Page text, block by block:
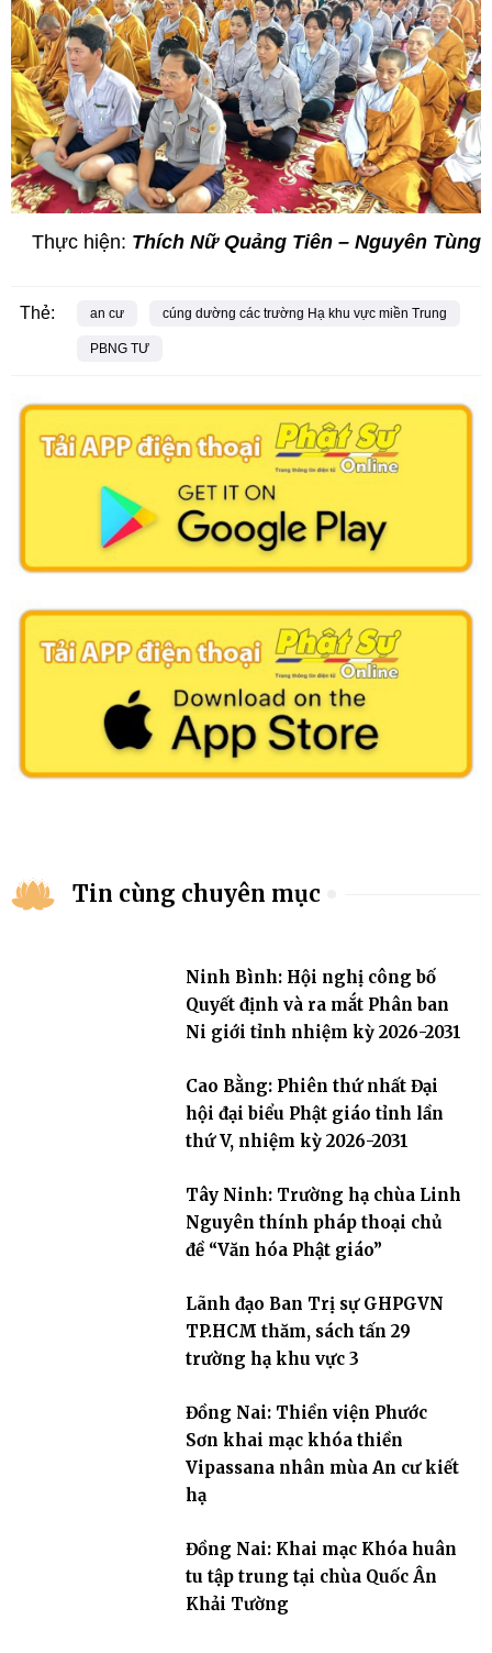
Thực hiện: Thích Nữ Quảng Tiên – Nguyên Tùng
Thẻ: an cư cúng dường các trường Hạ khu vực miền Trung
PBNG TƯ
Tin cùng chuyên mục
Ninh Bình: Hội nghị công bố
Quyết định và ra mắt Phân ban
Ni giới tỉnh nhiệm kỳ 2026-2031
Cao Bằng: Phiên thứ nhất Đại
hội đại biểu Phật giáo tỉnh lần
thứ V, nhiệm kỳ 2026-2031
Tây Ninh: Trường hạ chùa Linh
Nguyên thính pháp thoại chủ
đề “Văn hóa Phật giáo”
Lãnh đạo Ban Trị sự GHPGVN
TP.HCM thăm, sách tấn 29
trường hạ khu vực 3
Đồng Nai: Thiền viện Phước
Sơn khai mạc khóa thiền
Vipassana nhân mùa An cư kiết
hạ
Đồng Nai: Khai mạc Khóa huân
tu tập trung tại chùa Quốc Ân
Khải Tường